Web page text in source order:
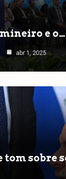
e o…
abr 1, 2025
tom sobre